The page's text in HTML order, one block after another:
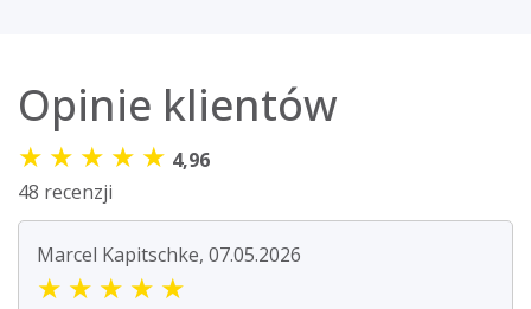
Opinie klientów
★ ★ ★ ★ ★ 4,96
48 recenzji
Marcel Kapitschke, 07.05.2026
★ ★ ★ ★ ★